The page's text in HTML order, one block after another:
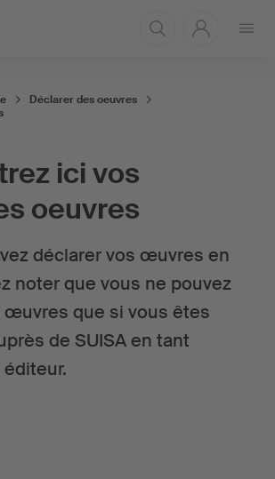
le
ici vos
oeuvres
déclarer vos œuvres en
noter que vous ne pouvez
œuvres que si vous êtes
de SUISA en tant
Déclarer des oeuvres